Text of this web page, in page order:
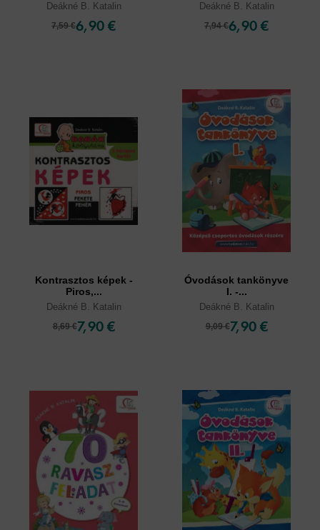
Deákné B. Katalin
7,59 €6,90 €
Deákné B. Katalin
7,94 €6,90 €
Kontrasztos képek -
Piros,...
Deákné B. Katalin
8,69 €7,90 €
Óvodások tankönyve
I. -...
Deákné B. Katalin
9,09 €7,90 €